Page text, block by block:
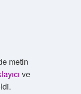
metin
ve